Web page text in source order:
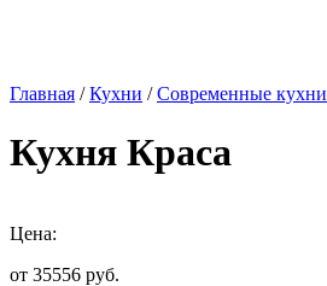
Главная /Кухни /Современные кухни
Кухня Краса
Цена:
от 35556 руб.